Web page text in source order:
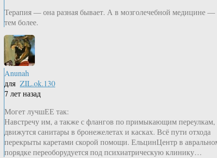
Терапия — она разная бывает. А в мозголечебной медицине —
тем более.
Anunah
для ZIL.ok.130
7 лет назад
Могет лучшЕЕ так:
Навстречу им, а также с флангов по примыкающим переулкам,
движутся санитары в бронежелетах и касках. Всё пути отхода
перекрыты каретами скорой помощи. ЕльцинЦентр в
порядке переоборудуется под психиатрическую клинику…